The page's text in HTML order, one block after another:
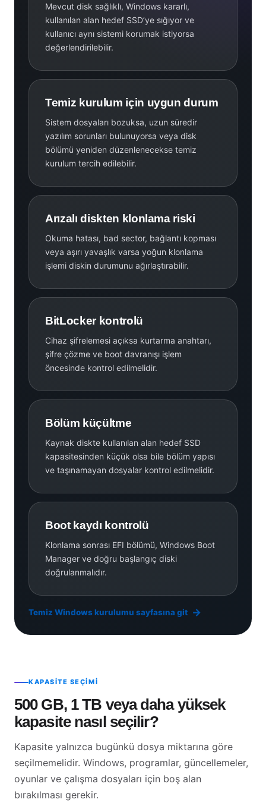
Mevcut disk sağlıklı, Windows kararlı,
kullanılan alan hedef SSD’ye sığıyor ve
kullanıcı aynı sistemi korumak istiyorsa
değerlendirilebilir.
Temiz kurulum için uygun durum
Sistem dosyaları bozuksa, uzun süredir
yazılım sorunları bulunuyorsa veya disk
bölümü yeniden düzenlenecekse temiz
kurulum tercih edilebilir.
Arızalı diskten klonlama riski
Okuma hatası, bad sector, bağlantı kopması
veya aşırı yavaşlık varsa yoğun klonlama
işlemi diskin durumunu ağırlaştırabilir.
BitLocker kontrolü
Cihaz şifrelemesi açıksa kurtarma anahtarı,
şifre çözme ve boot davranışı işlem
öncesinde kontrol edilmelidir.
Bölüm küçültme
Kaynak diskte kullanılan alan hedef SSD
kapasitesinden küçük olsa bile bölüm yapısı
ve taşınamayan dosyalar kontrol edilmelidir.
Boot kaydı kontrolü
Klonlama sonrası EFI bölümü, Windows Boot
Manager ve doğru başlangıç diski
doğrulanmalıdır.
Temiz Windows kurulumu sayfasına git
KAPASITE SEÇIMI
500 GB, 1 TB veya daha yüksek
kapasite nasıl seçilir?
Kapasite yalnızca bugünkü dosya miktarına göre
seçilmemelidir. Windows, programlar, güncellemeler,
oyunlar ve çalışma dosyaları için boş alan
bırakılması gerekir.